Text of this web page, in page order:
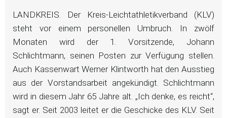
LANDKREIS. Der Kreis-Leichtathletikverband (KLV)
steht vor einem personellen Umbruch. In zwölf
Monaten wird der 1. Vorsitzende, Johann
Schlichtmann, seinen Posten zur Verfügung stellen.
Auch Kassenwart Werner Klintworth hat den Ausstieg
aus der Vorstandsarbeit angekündigt. Schlichtmann
wird in diesem Jahr 65 Jahre alt. „Ich denke, es reicht“,
sagt er. Seit 2003 leitet er die Geschicke des KLV. Seit